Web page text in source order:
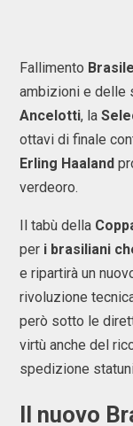
Fallimento Brasile
ambizioni e delle
Ancelotti, la
ottavi di finale
Erling Haaland
verdeoro.
Il tabù della
per i brasiliani
e ripartirà un
rivoluzione
però sotto le
virtù anche del
spedizione
Il nuovo